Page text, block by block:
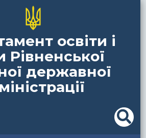
освіти і
Рівненської
державної